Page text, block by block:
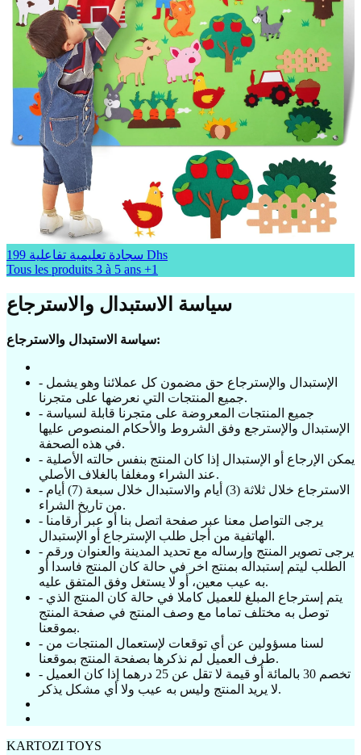
سجادة تعليمية تفاعلية 199 Dhs
Tous les produits 3 à 5 ans +1
سياسة الاستبدال والاسترجاع
سياسة الاستبدال والاسترجاع:
- الإستبدال والإسترجاع حق مضمون كل عملائنا وهو يشمل
جميع المنتجات التي نعرضها على متجرنا.
- جميع المنتجات المعروضة على متجرنا قابلة لسياسة
الإستبدال والإسترجع وفق الشروط والأحكام المنصوص عليها
في هذه الصحفة.
- يمكن الإرجاع أو الإستبدال إذا كان المنتج بنفس حالته الأصلية
عند الشراء ومغلفا بالغلاف الأصلي.
- الاسترجاع خلال ثلاثة (3) أيام والاستبدال خلال سبعة (7) أيام
من تاريخ الشراء.
- يرجى التواصل معنا عبر صفحة اتصل بنا أو عبر أرقامنا
الهاتفية من أجل طلب الإسترجاع أو الإستبدال.
- يرجى تصوير المنتج وإرساله مع تحديد المدينة والعنوان ورقم
الطلب ليتم إستبداله بمنتج اخر في حالة كان المنتج فاسدا أو
به عيب معين، أو لا يستغل وفق المتفق عليه.
- يتم إسترجاع المبلغ للعميل كاملا في حالة كان المنتج الذي
توصل به مختلف تماما مع وصف المنتج في صفحة المنتج
بموقعنا.
- لسنا مسؤولين عن أي توقعات لإستعمال المنتجات من
طرف العميل لم نذكرها بصفحة المنتج بموقعنا.
- تخصم 30 بالمائة أو قيمة لا تقل عن 25 درهما إذا كان العميل
لا يريد المنتج وليس به عيب ولا أي مشكل يذكر.
KARTOZI TOYS